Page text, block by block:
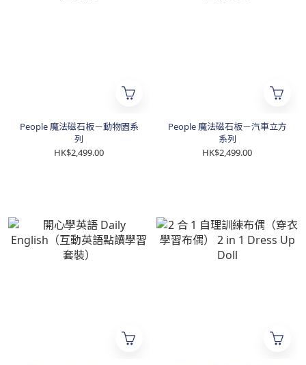
People 魔法磁石板－動物園系
列
HK$2,499.00
People 魔法磁石板－汽車立方
系列
HK$2,499.00